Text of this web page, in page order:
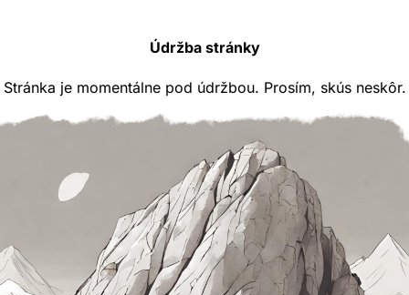
Údržba stránky
Stránka je momentálne pod údržbou. Prosím, skús neskôr.